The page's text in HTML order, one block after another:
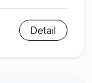
Detail